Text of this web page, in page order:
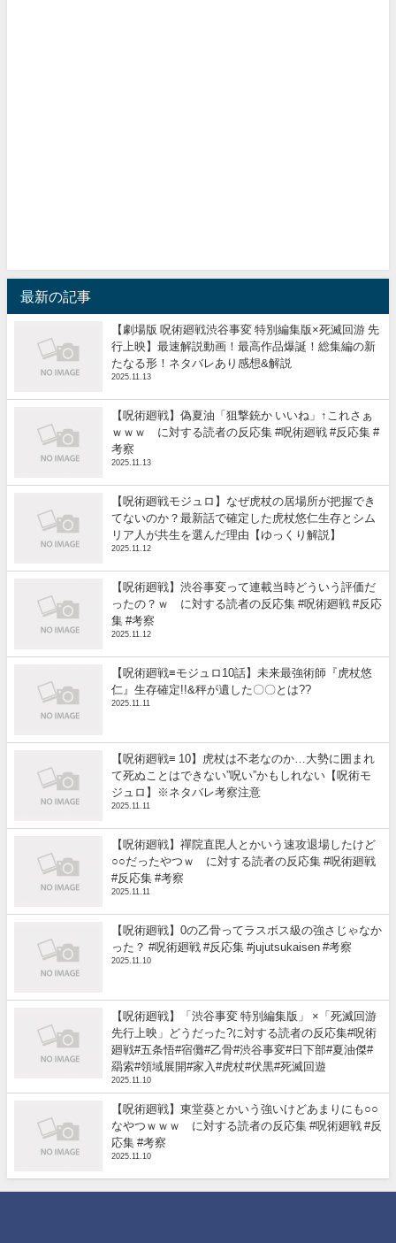
最新の記事
【劇場版 呪術廻戦渋谷事変 特別編集版×死滅回游 先
行上映】最速解説動画！最高作品爆誕！総集編の新
たなる形！ネタバレあり感想&解説
2025.11.13
【呪術廻戦】偽夏油「狙撃銃か いいね」↑これさぁ
ｗｗｗ に対する読者の反応集 #呪術廻戦 #反応集 #
考察
2025.11.13
【呪術廻戦モジュロ】なぜ虎杖の居場所が把握でき
てないのか？最新話で確定した虎杖悠仁生存とシム
リア人が共生を選んだ理由【ゆっくり解説】
2025.11.12
【呪術廻戦】渋谷事変って連載当時どういう評価だ
ったの？ｗ に対する読者の反応集 #呪術廻戦 #反応
集 #考察
2025.11.12
【呪術廻戦≡モジュロ10話】未来最強術師『虎杖悠
仁』生存確定!!&秤が遺した〇〇とは??
2025.11.11
【呪術廻戦≡ 10】虎杖は不老なのか…大勢に囲まれ
て死ぬことはできない”呪い”かもしれない【呪術モ
ジュロ】※ネタバレ考察注意
2025.11.11
【呪術廻戦】禪院直毘人とかいう速攻退場したけど
○○だったやつｗ に対する読者の反応集 #呪術廻戦
#反応集 #考察
2025.11.11
【呪術廻戦】0の乙骨ってラスボス級の強さじゃなか
った？ #呪術廻戦 #反応集 #jujutsukaisen #考察
2025.11.10
【呪術廻戦】「渋谷事変 特別編集版」 ×「死滅回游
先行上映」どうだった?に対する読者の反応集#呪術
廻戦#五条悟#宿儺#乙骨#渋谷事変#日下部#夏油傑#
羂索#領域展開#家入#虎杖#伏黒#死滅回遊
2025.11.10
【呪術廻戦】東堂葵とかいう強いけどあまりにも○○
なやつｗｗｗ に対する読者の反応集 #呪術廻戦 #反
応集 #考察
2025.11.10